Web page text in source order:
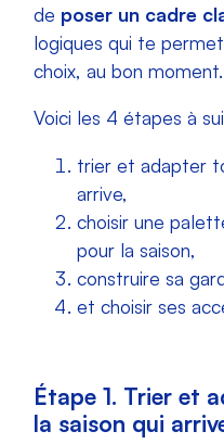
de poser un cadre
logiques qui te
choix, au bon moment.
Voici les 4 étapes à
trier et adapter
arrive,
choisir une
pour la saison,
construire sa
et choisir ses
Étape 1. Trier et
la saison qui